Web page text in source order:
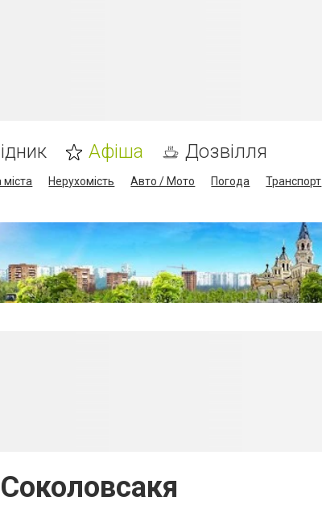
Афіша Дозвілля
міста Нерухомість Авто / Мото Погода Транспорт